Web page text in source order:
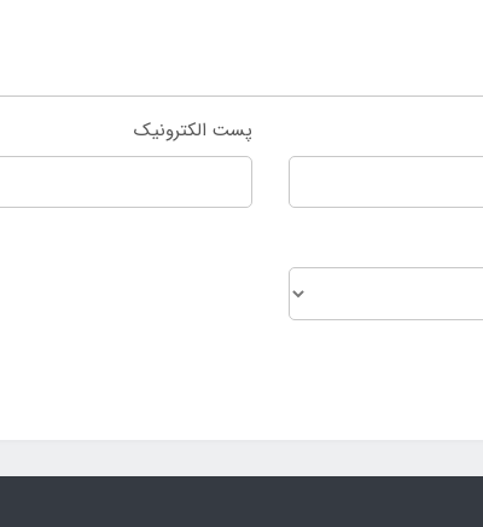
پست الکترونیک